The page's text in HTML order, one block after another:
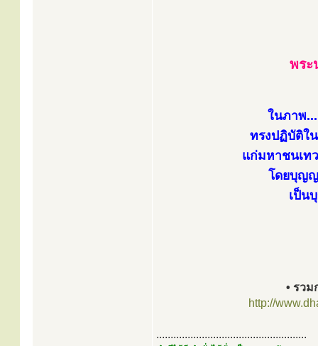
พระ
ในภาพ
ทรงปฏิบัติใ
แก่มหาชนเท
โดยบุญ
เป็น
• รว
http://
.....................................................